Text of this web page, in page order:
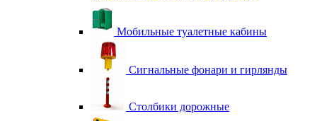
Мобильные туалетные кабины
Сигнальные фонари и гирлянды
Столбики дорожные